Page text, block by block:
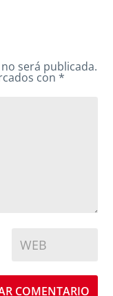
será publicada.
con*
COMENTARIO